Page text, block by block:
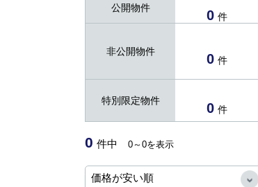
公開物件 0 件
非公開物件 0 件
特別限定物件 0 件
0 件中 0～0を表示